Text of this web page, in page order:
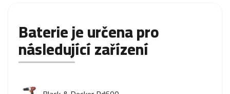
Baterie je určena pro
následující zařízení